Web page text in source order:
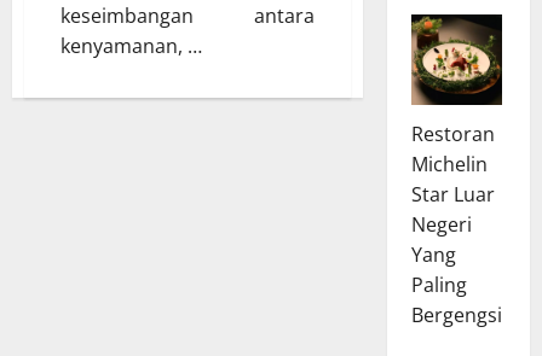
keseimbangan antara
kenyamanan, …
Restoran
Michelin
Star Luar
Negeri
Yang
Paling
Bergengsi